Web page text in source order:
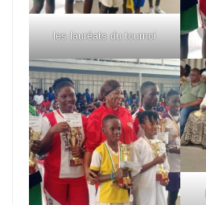
les lauréats du tournoi